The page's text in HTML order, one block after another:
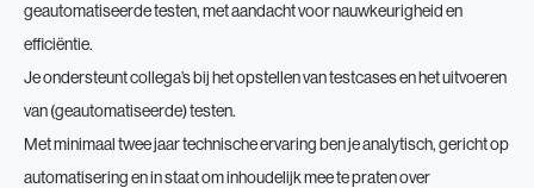
geautomatiseerde testen, met aandacht voor nauwkeurigheid en
efficiëntie.
Je ondersteunt collega’s bij het opstellen van testcases en het uitvoeren
van (geautomatiseerde) testen.
Met minimaal twee jaar technische ervaring ben je analytisch, gericht op
automatisering en in staat om inhoudelijk mee te praten over